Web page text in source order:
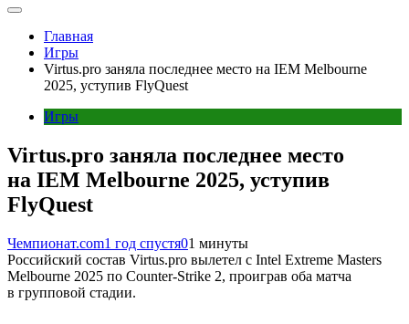
Главная
Игры
Virtus.pro заняла последнее место на IEM Melbourne
2025, уступив FlyQuest
Игры
Virtus.pro заняла последнее место
на IEM Melbourne 2025, уступив
FlyQuest
Чемпионат.com1 год спустя01 минуты
Российский состав Virtus.pro вылетел с Intel Extreme Masters
Melbourne 2025 по Counter-Strike 2, проиграв оба матча
в групповой стадии.